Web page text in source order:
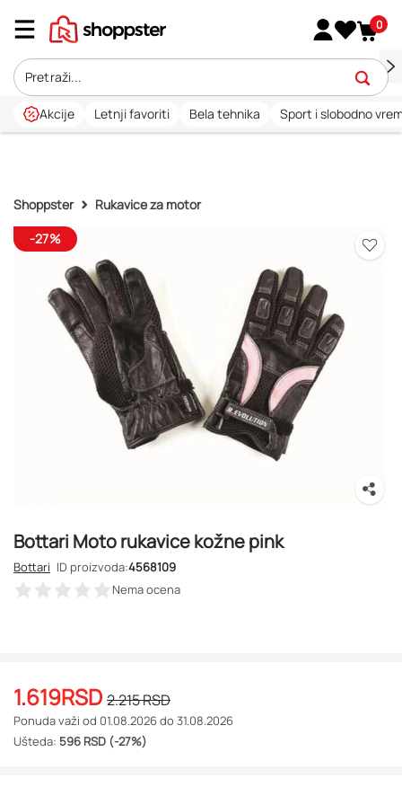
0
Akcije Letnji favoriti Bela tehnika Sport i slobodno
Shoppster
Rukavice za motor
-27%
Bottari Moto rukavice kožne pink
Bottari ID proizvoda:4568109
Nema ocena
1.619RSD 2.215RSD
Ponuda važi od 01.08.2026 do 31.08.2026
Ušteda: 596 RSD (-27%)